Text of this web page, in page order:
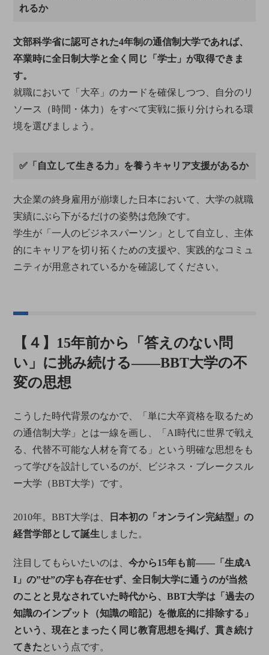
れるか
文部科学省に認可された4年制の通信制大学であれば、
卒業時に全日制大学と全く同じ「学士」が取得できま
す。
就職において「大卒」のカードを確保しつつ、自分のリ
ソース（時間・体力）をすべて実戦に振り分けられる環
境を選びましょう。
✅「自立して生きる力」を養うキャリア支援があるか
大企業の終身雇用が崩壊した日本において、大学の就職
実績にぶら下がるだけの姿勢は危険です。
学生が「一人のビジネスパーソン」として自立し、主体
的にキャリアを切り拓くための支援や、実践的なコミュ
ニティが用意されているかを確認してください。
【４】15年前から「答えのない問
い」に挑み続ける――BBT大学の不
変の思想
こうした時代背景のなかで、「単に大卒資格を取るため
の通信制大学」とは一線を画し、「AI時代に世界で戦え
る、代替不可能な人材を育てる」という明確な思想をも
って学びを設計しているのが、ビジネス・ブレークスル
ー大学（BBT大学）です。
2010年。BBT大学は、
日本初の「オンライン完結型」の
経営学部として誕生 しました。
注目してもらいたいのは、今から15年も前――「生成A
I」の”せ”の字も存在せず、全日制大学に通うのが当然
のことと見なされていた時代から、BBT大学は「過去の
知識のインプット（知識の暗記）を徹底的に排除する」
という、現在とまったく同じ教育思想を掲げ、貫き続け
てきた という点です。